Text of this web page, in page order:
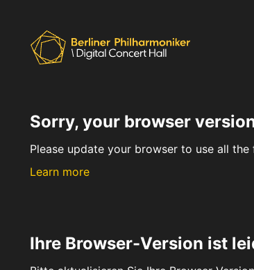
Sorry, your browser
Please update your browser to use all
Learn more
Ihre Browser-Version ist